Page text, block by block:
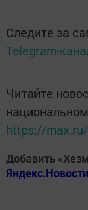
Следите за
Telegram-
Читайте
https://
Добавить
Яндекс.Новости